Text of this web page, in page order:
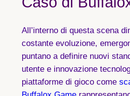
All’interno di questa scena
costante evoluzione,
puntano a definire nuovi
utente e innovazione
piattaforme di gioco come